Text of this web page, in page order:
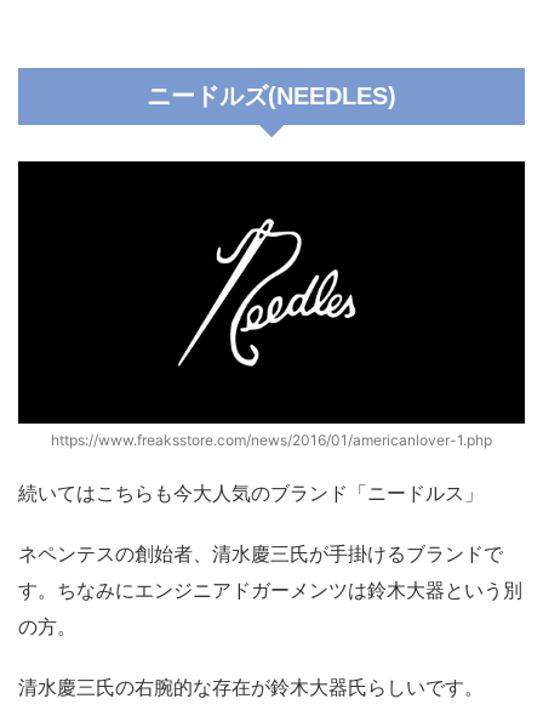
ニードルズ(NEEDLES)
https://www.freaksstore.com/news/2016/01/americanlover-1.php
続いてはこちらも今大人気のブランド「ニードルス」
ネペンテスの創始者、清水慶三氏が手掛けるブランドで
す。ちなみにエンジニアドガーメンツは鈴木大器という別
の方。
清水慶三氏の右腕的な存在が鈴木大器氏らしいです。